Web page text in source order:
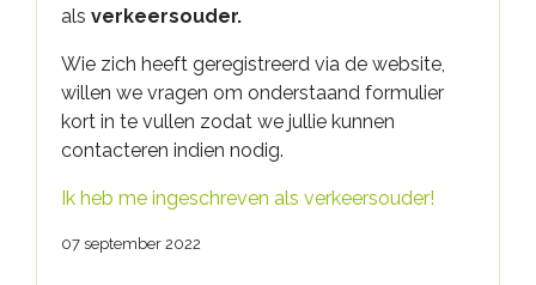
als verkeersouder.
Wie zich heeft geregistreerd via de website,
willen we vragen om onderstaand formulier
kort in te vullen zodat we jullie kunnen
contacteren indien nodig.
Ik heb me ingeschreven als verkeersouder!
07 september 2022